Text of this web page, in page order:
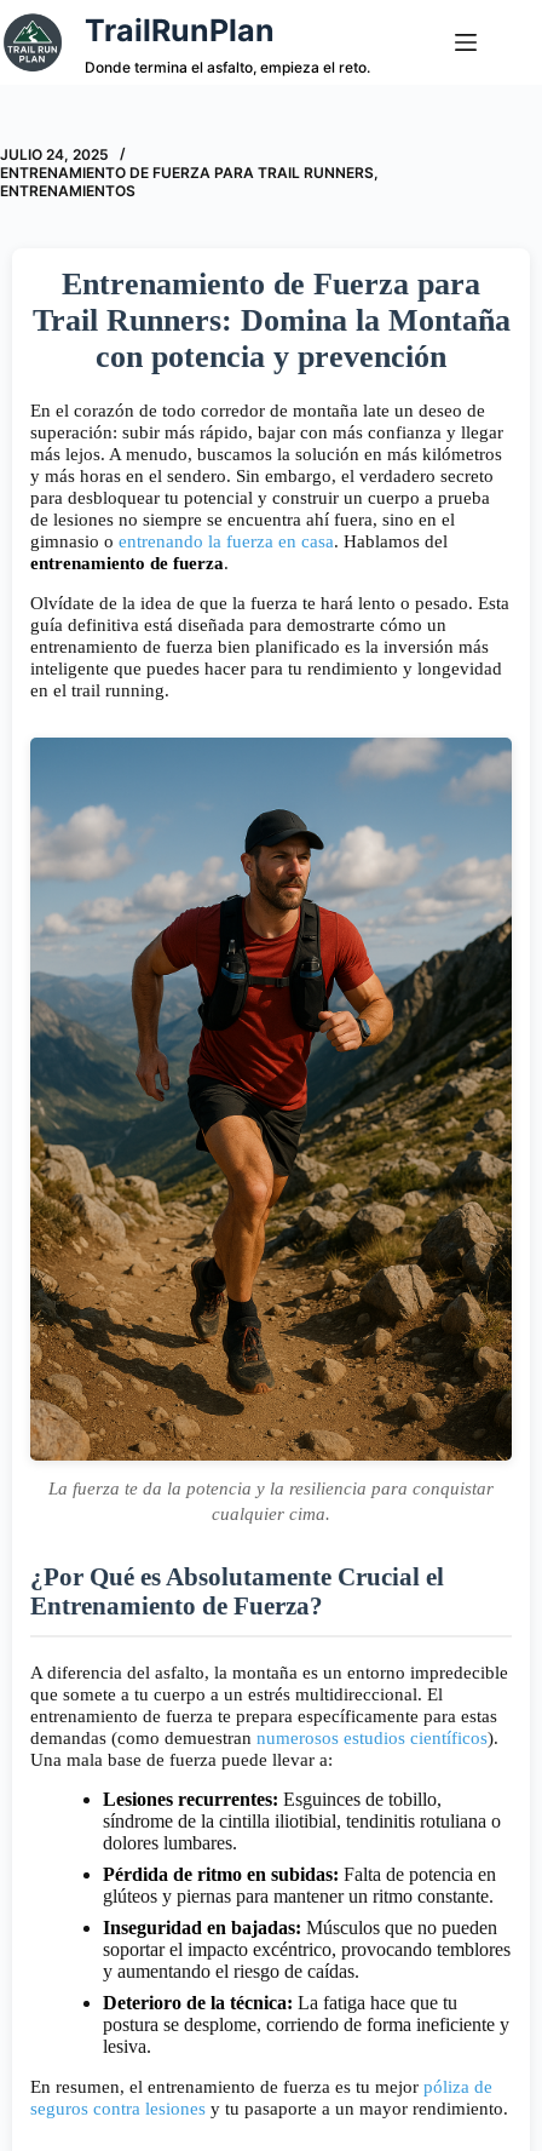
Saltar
al
contenido
TrailRunPlan
Donde termina el asfalto, empieza el reto.
JULIO 24, 2025
ENTRENAMIENTO DE FUERZA PARA TRAIL RUNNERS,
ENTRENAMIENTOS
Entrenamiento de Fuerza para
Trail Runners: Domina la Montaña
con potencia y prevención
En el corazón de todo corredor de montaña late un deseo de
superación: subir más rápido, bajar con más confianza y llegar
más lejos. A menudo, buscamos la solución en más kilómetros
y más horas en el sendero. Sin embargo, el verdadero secreto
para desbloquear tu potencial y construir un cuerpo a prueba
de lesiones no siempre se encuentra ahí fuera, sino en el
gimnasio o entrenando la fuerza en casa. Hablamos del
entrenamiento de fuerza.
Olvídate de la idea de que la fuerza te hará lento o pesado. Esta
guía definitiva está diseñada para demostrarte cómo un
entrenamiento de fuerza bien planificado es la inversión más
inteligente que puedes hacer para tu rendimiento y longevidad
en el trail running.
La fuerza te da la potencia y la resiliencia para conquistar
cualquier cima.
¿Por Qué es Absolutamente Crucial el
Entrenamiento de Fuerza?
A diferencia del asfalto, la montaña es un entorno impredecible
que somete a tu cuerpo a un estrés multidireccional. El
entrenamiento de fuerza te prepara específicamente para estas
demandas (como demuestran numerosos estudios científicos).
Una mala base de fuerza puede llevar a:
Lesiones recurrentes: Esguinces de tobillo,
síndrome de la cintilla iliotibial, tendinitis rotuliana o
dolores lumbares.
Pérdida de ritmo en subidas: Falta de potencia en
glúteos y piernas para mantener un ritmo constante.
Inseguridad en bajadas: Músculos que no pueden
soportar el impacto excéntrico, provocando temblores
y aumentando el riesgo de caídas.
Deterioro de la técnica: La fatiga hace que tu
postura se desplome, corriendo de forma ineficiente y
lesiva.
En resumen, el entrenamiento de fuerza es tu mejor póliza de
seguros contra lesiones y tu pasaporte a un mayor rendimiento.